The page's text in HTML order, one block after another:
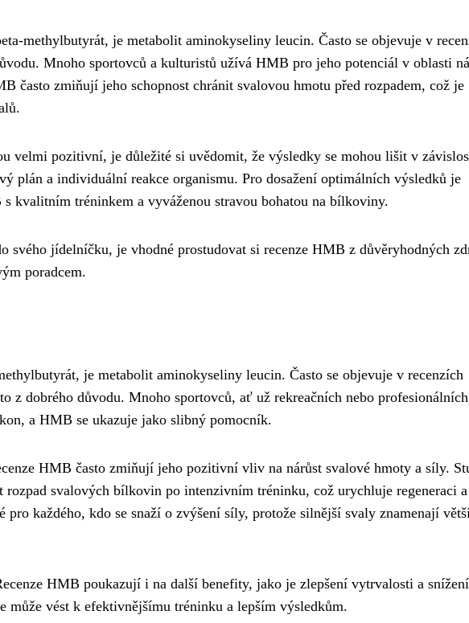
methylbutyrát, je metabolit aminokyseliny leucin. Často se objevuje v
Mnoho sportovců a kulturistů užívá HMB pro jeho potenciál v oblasti
často zmiňují jeho schopnost chránit svalovou hmotu před rozpadem, což je
velmi pozitivní, je důležité si uvědomit, že výsledky se mohou lišit v
plán a individuální reakce organismu. Pro dosažení optimálních výsledků je
kvalitním tréninkem a vyváženou stravou bohatou na bílkoviny.
svého jídelníčku, je vhodné prostudovat si recenze HMB z důvěryhodných
poradcem.
je metabolit aminokyseliny leucin. Často se objevuje v recenzích
z dobrého důvodu. Mnoho sportovců, ať už rekreačních nebo
a HMB se ukazuje jako slibný pomocník.
HMB často zmiňují jeho pozitivní vliv na nárůst svalové hmoty a síly.
rozpad svalových bílkovin po intenzivním tréninku, což urychluje regeneraci a
pro každého, kdo se snaží o zvýšení síly, protože silnější svaly znamenají
HMB poukazují i na další benefity, jako je zlepšení vytrvalosti a snížení
může vést k efektivnějšímu tréninku a lepším výsledkům.